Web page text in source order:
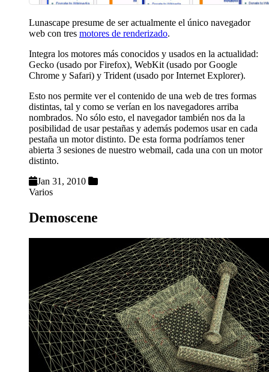
Lunascape presume de ser actualmente el único navegador
web con tres motores de renderizado.
Integra los motores más conocidos y usados en la actualidad:
Gecko (usado por Firefox), WebKit (usado por Google
Chrome y Safari) y Trident (usado por Internet Explorer).
Esto nos permite ver el contenido de una web de tres formas
distintas, tal y como se verían en los navegadores arriba
nombrados. No sólo esto, el navegador también nos da la
posibilidad de usar pestañas y además podemos usar en cada
pestaña un motor distinto. De esta forma podríamos tener
abierta 3 sesiones de nuestro webmail, cada una con un motor
distinto.
Jan 31, 2010
Varios
Demoscene